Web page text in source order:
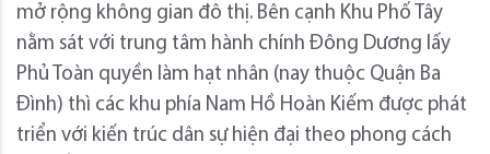
mở rộng không gian đô thị. Bên cạnh Khu Phố Tây
nằm sát với trung tâm hành chính Đông Dương lấy
Phủ Toàn quyền làm hạt nhân (nay thuộc Quận Ba
Đình) thì các khu phía Nam Hồ Hoàn Kiếm được phát
triển với kiến trúc dân sự hiện đại theo phong cách